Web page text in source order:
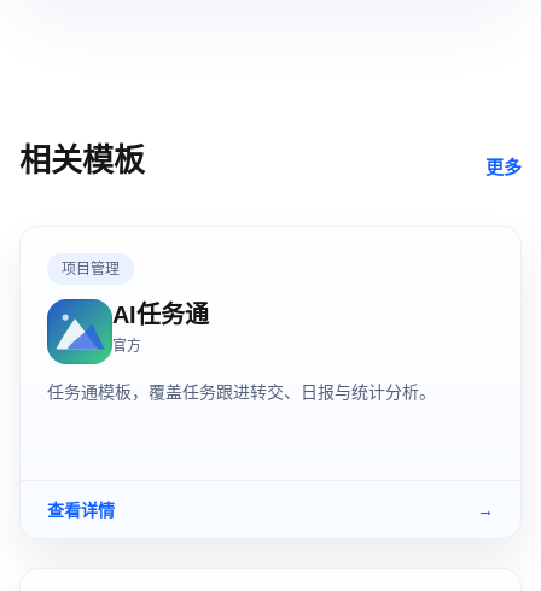
相关模板 更多
项目管理
AI任务通
官方
任务通模板，覆盖任务跟进转交、日报与统计分析。
查看详情 →